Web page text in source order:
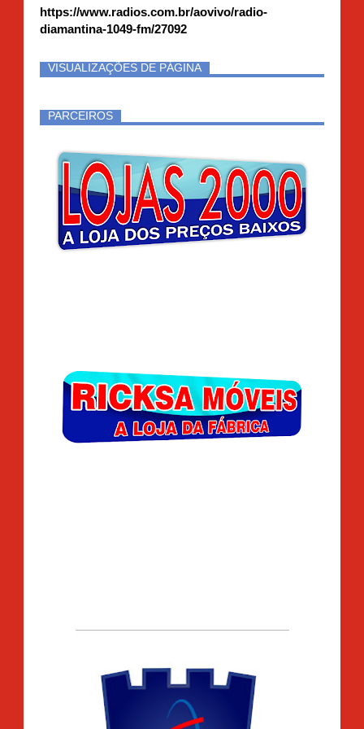
https://www.radios.com.br/aovivo/radio-
diamantina-1049-fm/27092
VISUALIZAÇÕES DE PÁGINA
PARCEIROS